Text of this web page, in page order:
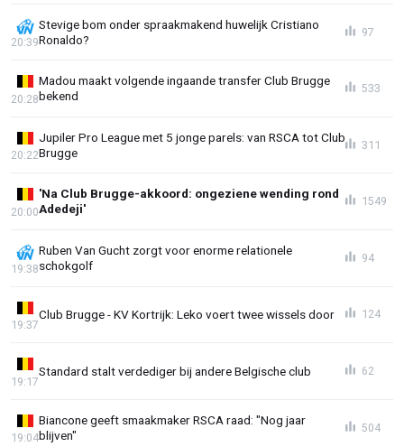
Stevige bom onder spraakmakend huwelijk Cristiano
Ronaldo?
20:39
97
Madou maakt volgende ingaande transfer Club Brugge
bekend
20:28
533
Jupiler Pro League met 5 jonge parels: van RSCA tot Club
Brugge
20:22
311
'Na Club Brugge-akkoord: ongeziene wending rond
Adedeji'
20:00
1549
Ruben Van Gucht zorgt voor enorme relationele
schokgolf
19:38
94
Club Brugge - KV Kortrijk: Leko voert twee wissels door
19:37
124
Standard stalt verdediger bij andere Belgische club
19:17
62
Biancone geeft smaakmaker RSCA raad: "Nog jaar
blijven"
19:04
504